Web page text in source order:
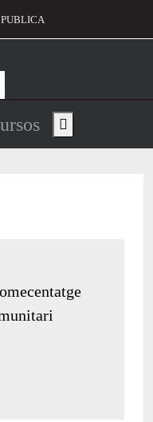
d'usuari
PUBLICA
de
Show main menu